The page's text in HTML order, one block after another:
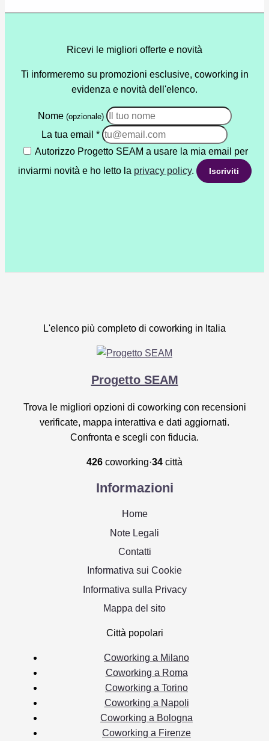
Ricevi le migliori offerte e novità
Ti informeremo su promozioni esclusive, coworking in
evidenza e novità dell'elenco.
Nome (opzionale)
La tua email *
Autorizzo Progetto SEAM a usare la mia email per
inviarmi novità e ho letto la privacy policy. Iscriviti
L'elenco più completo di coworking in Italia
Progetto SEAM
Trova le migliori opzioni di coworking con recensioni
verificate, mappa interattiva e dati aggiornati.
Confronta e scegli con fiducia.
426 coworking·34 città
Informazioni
Home
Note Legali
Contatti
Informativa sui Cookie
Informativa sulla Privacy
Mappa del sito
Città popolari
Coworking a Milano
Coworking a Roma
Coworking a Torino
Coworking a Napoli
Coworking a Bologna
Coworking a Firenze